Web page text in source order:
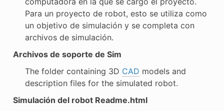
Para un proyecto de robot, esto se utiliza como
un objetivo de simulación y se completa con
archivos de simulación.
Archivos de soporte de Sim
The folder containing 3D CAD models and
description files for the simulated robot.
Simulación del robot Readme.html